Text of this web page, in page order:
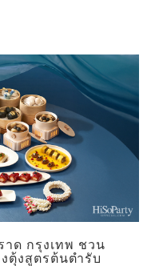
ด กรุงเทพ ชวน
ตุ้งสูตรต้นตำรับ